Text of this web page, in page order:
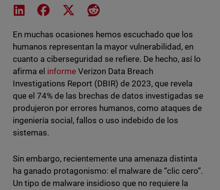
Share on LinkedIn
Share on Facebook
Share on XShare on Reddit
En muchas ocasiones hemos escuchado que los
humanos representan la mayor vulnerabilidad, en
cuanto a ciberseguridad se refiere. De hecho, así lo
afirma el informeVerizon Data Breach
Investigations Report (DBIR) de 2023, que revela
que el 74% de las brechas de datos investigadas se
produjeron por errores humanos, como ataques de
ingeniería social, fallos o uso indebido de los
sistemas.
Sin embargo, recientemente una amenaza distinta
ha ganado protagonismo: el malware de “clic cero”.
Un tipo de malware insidioso que no requiere la